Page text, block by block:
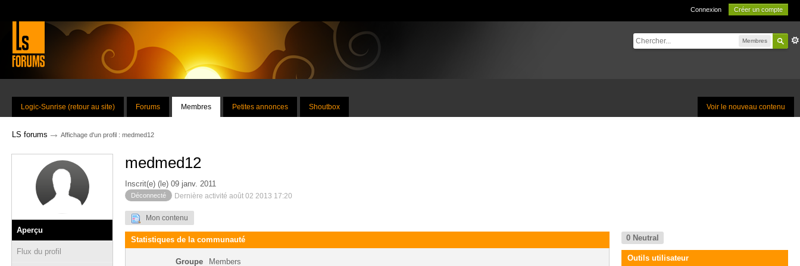
Connexion Créer un compte
Membres
Voir le nouveau contenu
Logic-Sunrise (retour au site) Forums Membres Petites annonces Shoutbox
LS forums → Affichage d'un profil : medmed12
Aperçu
Flux du profil
medmed12
Inscrit(e) (le) 09 janv. 2011
Déconnecté Dernière activité août 02 2013 17:20
Mon contenu
Statistiques de la communauté
Groupe Members
0 Neutral
Outils utilisateur